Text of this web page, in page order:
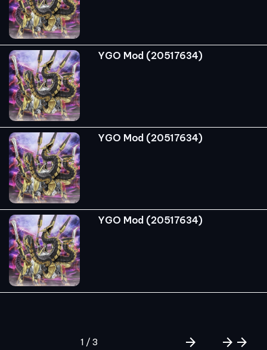
YGO Mod (20517634)
YGO Mod (20517634)
YGO Mod (20517634)
1 / 3 arrow_forward arrow_forward arrow_forward